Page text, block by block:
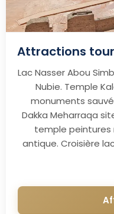
Attractions
Lac Nasser Abou
Nubie. Temple
monuments
Dakka Meharraqa
temple peintures
antique. Croisière